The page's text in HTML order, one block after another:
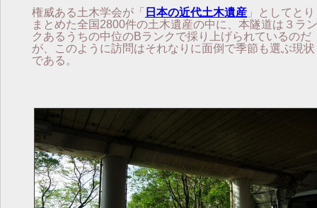
権威ある土木学会が「 日本の近代土木遺産」としてとり
まとめた全国2800件の土木遺産の中に、本隧道は３ラン
クあるうちの中位のBランクで採り上げられているのだ
が、このように訪問はそれなりに面倒で季節も選ぶ現状
である。